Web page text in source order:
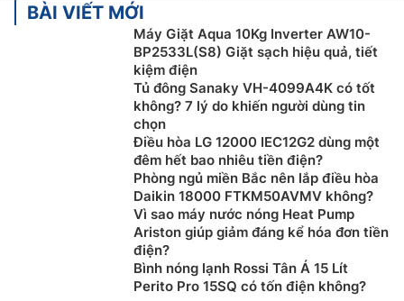
BÀI VIẾT MỚI
Máy Giặt Aqua 10Kg Inverter AW10-
BP2533L(S8) Giặt sạch hiệu quả, tiết
kiệm điện
Tủ đông Sanaky VH-4099A4K có tốt
không? 7 lý do khiến người dùng tin
chọn
Điều hòa LG 12000 IEC12G2 dùng một
đêm hết bao nhiêu tiền điện?
Phòng ngủ miền Bắc nên lắp điều hòa
Daikin 18000 FTKM50AVMV không?
Vì sao máy nước nóng Heat Pump
Ariston giúp giảm đáng kể hóa đơn tiền
điện?
Bình nóng lạnh Rossi Tân Á 15 Lít
Perito Pro 15SQ có tốn điện không?